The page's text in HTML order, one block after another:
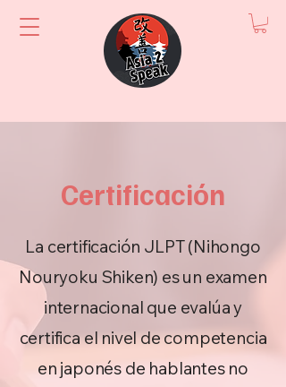
Certificación
La certificación JLPT (Nihongo
Nouryoku Shiken) es un examen
internacional que evalúa y
certifica el nivel de competencia
en japonés de hablantes no